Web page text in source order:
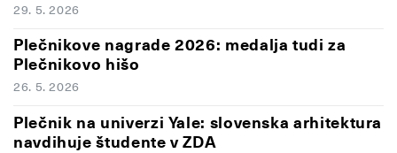
29. 5. 2026
Plečnikove nagrade 2026: medalja tudi za
Plečnikovo hišo
26. 5. 2026
Plečnik na univerzi Yale: slovenska arhitektura
navdihuje študente v ZDA